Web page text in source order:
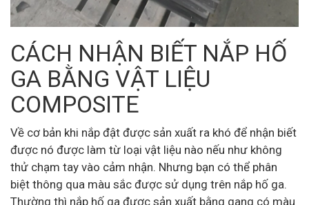
CÁCH NHẬN BIẾT NẮP HỐ
GA BẰNG VẬT LIỆU
COMPOSITE
Về cơ bản khi nắp đật được sản xuất ra khó để nhận biết
được nó được làm từ loại vật liệu nào nếu như không
thử chạm tay vào cảm nhận. Nhưng bạn có thể phân
biệt thông qua màu sắc được sử dụng trên nắp hố ga.
Thường thì nắp hố ga được sản xuất bằng gang có màu